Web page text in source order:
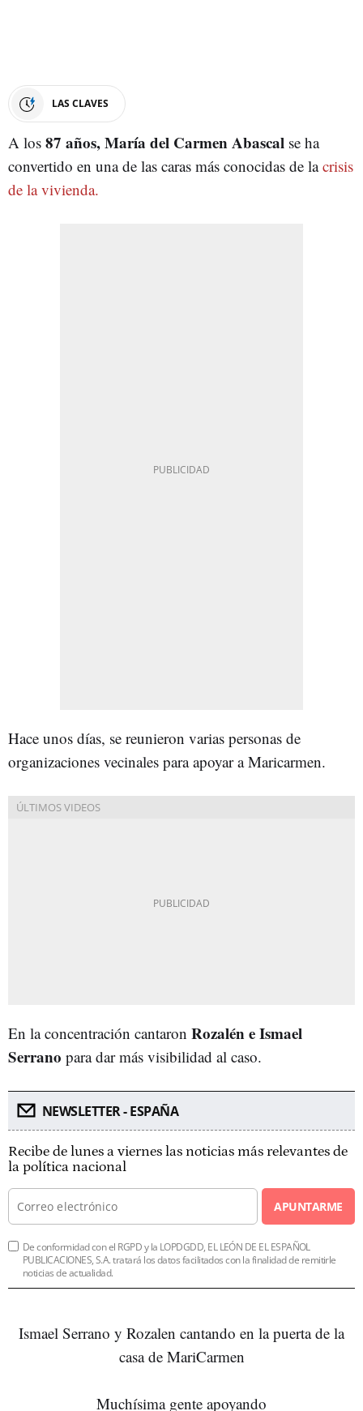
LAS CLAVES
A los 87 años, María del Carmen Abascal se ha
convertido en una de las caras más conocidas de lacrisis
de la vivienda.
Hace unos días, se reunieron varias personas de
organizaciones vecinales para apoyar a Maricarmen.
En la concentración cantaron Rozalén e Ismael
Serrano para dar más visibilidad al caso.
NEWSLETTER - ESPAÑA
Recibe de lunes a viernes las noticias más relevantes de
la política nacional
APUNTARME
De conformidad con el RGPD y la LOPDGDD, EL LEÓN DE EL ESPAÑOL
PUBLICACIONES, S.A. tratará los datos facilitados con la finalidad de remitirle
noticias de actualidad.
Ismael Serrano y Rozalen cantando en la puerta de la
casa de MariCarmen
Muchísima gente apoyando